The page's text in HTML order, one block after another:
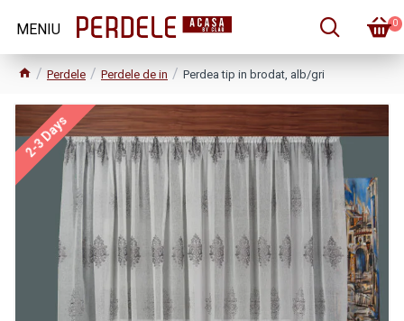
0
Perdele Perdele de in Perdea tip in brodat, alb/gri
2-3 Days